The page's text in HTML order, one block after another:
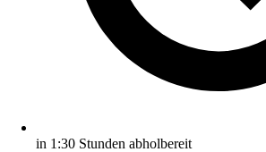
in 1:30 Stunden abholbereit